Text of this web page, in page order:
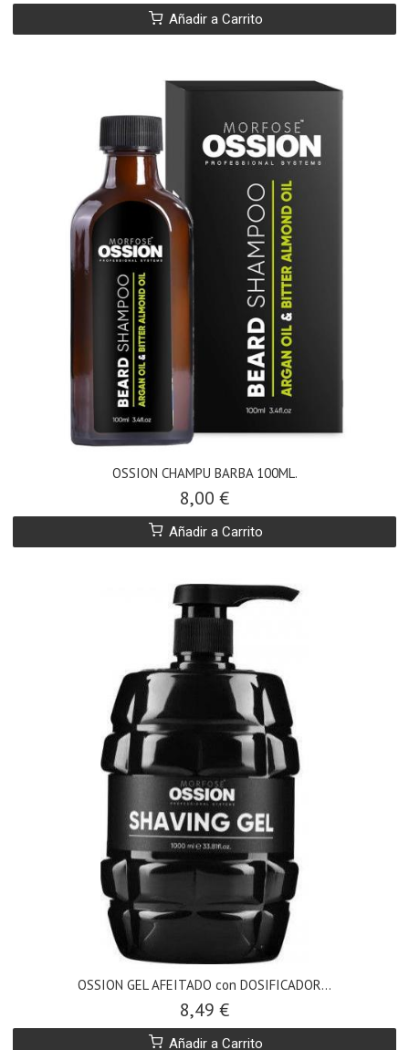
Añadir a Carrito
OSSION CHAMPU BARBA 100ML.
8,00 €
Añadir a Carrito
OSSION GEL AFEITADO con DOSIFICADOR...
8,49 €
Añadir a Carrito